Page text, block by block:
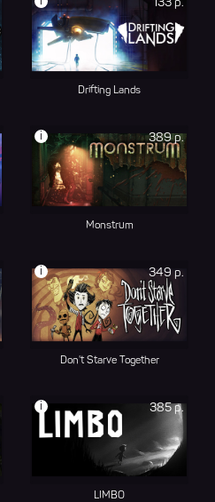
Drifting Lands
389 р.
i
Monstrum
349 р.
i
Don't Starve Together
385 р.
i
LIMBO